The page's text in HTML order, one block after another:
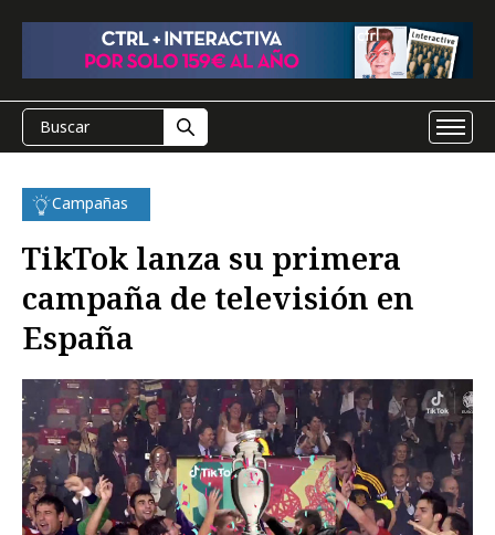
Campañas
TikTok lanza su primera
campaña de televisión en
España